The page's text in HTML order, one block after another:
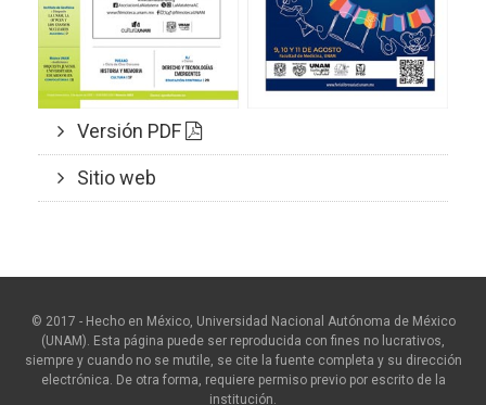
Versión PDF
Sitio web
© 2017 - Hecho en México, Universidad Nacional Autónoma de México
(UNAM). Esta página puede ser reproducida con fines no lucrativos,
siempre y cuando no se mutile, se cite la fuente completa y su dirección
electrónica. De otra forma, requiere permiso previo por escrito de la
institución.